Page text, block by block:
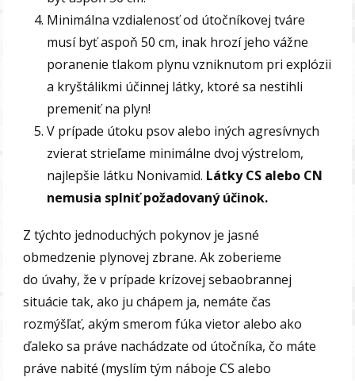
Minimálna vzdialenosť od útočníkovej tváre
musí byť aspoň 50 cm, inak hrozí jeho vážne
poranenie tlakom plynu vzniknutom pri explózii
a kryštálikmi účinnej látky, ktoré sa nestihli
premeniť na plyn!
V prípade útoku psov alebo iných agresívnych
zvierat strieľame minimálne dvoj výstrelom,
najlepšie látku Nonivamid. Látky CS alebo CN
nemusia splniť požadovaný účinok.
Z týchto jednoduchých pokynov je jasné
obmedzenie plynovej zbrane. Ak zoberieme
do úvahy, že v prípade krízovej sebaobrannej
situácie tak, ako ju chápem ja, nemáte čas
rozmýšľať, akým smerom fúka vietor alebo ako
ďaleko sa práve nachádzate od útočníka, čo máte
práve nabité (myslím tým náboje CS alebo